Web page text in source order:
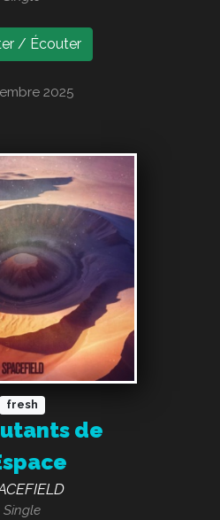
/ Écouter
2025
fresh
de
Single